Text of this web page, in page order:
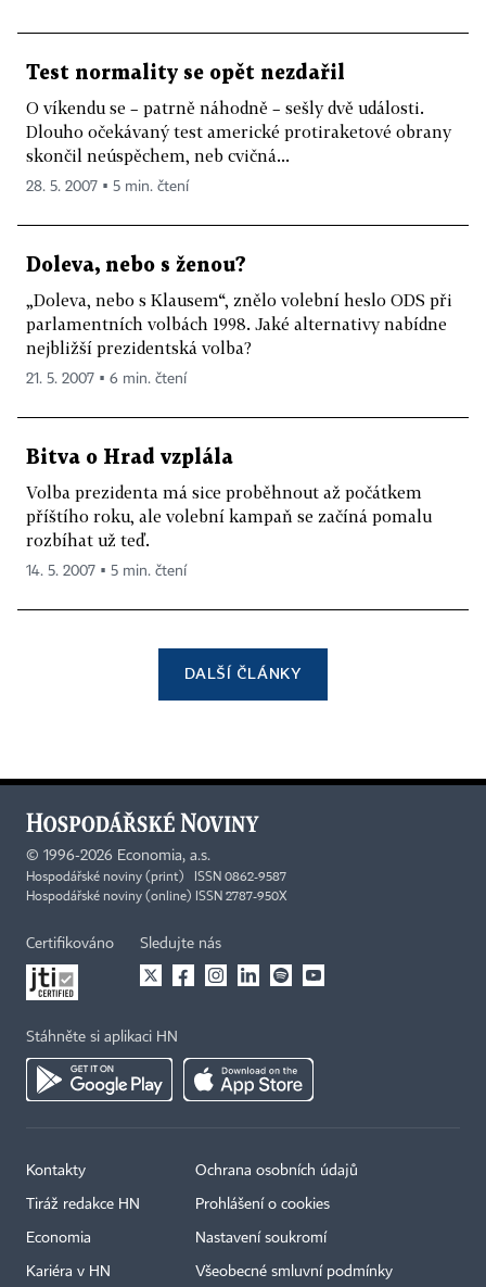
Test normality se opět nezdařil
O víkendu se – patrně náhodně – sešly dvě události.
Dlouho očekávaný test americké protiraketové obrany
skončil neúspěchem, neb cvičná...
28. 5. 2007 ▪ 5 min. čtení
Doleva, nebo s ženou?
„Doleva, nebo s Klausem“, znělo volební heslo ODS při
parlamentních volbách 1998. Jaké alternativy nabídne
nejbližší prezidentská volba?
21. 5. 2007 ▪ 6 min. čtení
Bitva o Hrad vzplála
Volba prezidenta má sice proběhnout až počátkem
příštího roku, ale volební kampaň se začíná pomalu
rozbíhat už teď.
14. 5. 2007 ▪ 5 min. čtení
DALŠÍ ČLÁNKY
© 1996-2026 Economia, a.s.
Hospodářské noviny (print) ISSN 0862-9587
Hospodářské noviny (online) ISSN 2787-950X
Certifikováno Sledujte nás
Stáhněte si aplikaci HN
Kontakty
Tiráž redakce HN
Economia
Kariéra v HN
Ochrana osobních údajů
Prohlášení o cookies
Nastavení soukromí
Všeobecné smluvní podmínky